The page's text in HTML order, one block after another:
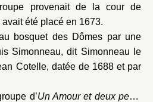
provenait de la cour de
été placé en 1673.
bosquet des Dômes par une
Simonneau, dit Simonneau le
Cotelle, datée de 1688 et par
d’Un Amour et deux petits